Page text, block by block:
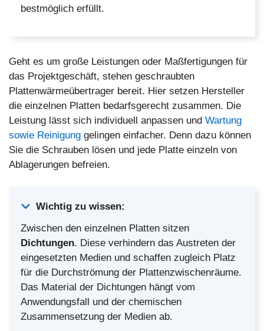
bestmöglich erfüllt.
Geht es um große Leistungen oder Maßfertigungen für
das Projektgeschäft, stehen geschraubten
Plattenwärmeübertrager bereit. Hier setzen Hersteller
die einzelnen Platten bedarfsgerecht zusammen. Die
Leistung lässt sich individuell anpassen und Wartung
sowie Reinigung gelingen einfacher. Denn dazu können
Sie die Schrauben lösen und jede Platte einzeln von
Ablagerungen befreien.
Wichtig zu wissen:
Zwischen den einzelnen Platten sitzen
Dichtungen. Diese verhindern das Austreten der
eingesetzten Medien und schaffen zugleich Platz
für die Durchströmung der Plattenzwischenräume.
Das Material der Dichtungen hängt vom
Anwendungsfall und der chemischen
Zusammensetzung der Medien ab.